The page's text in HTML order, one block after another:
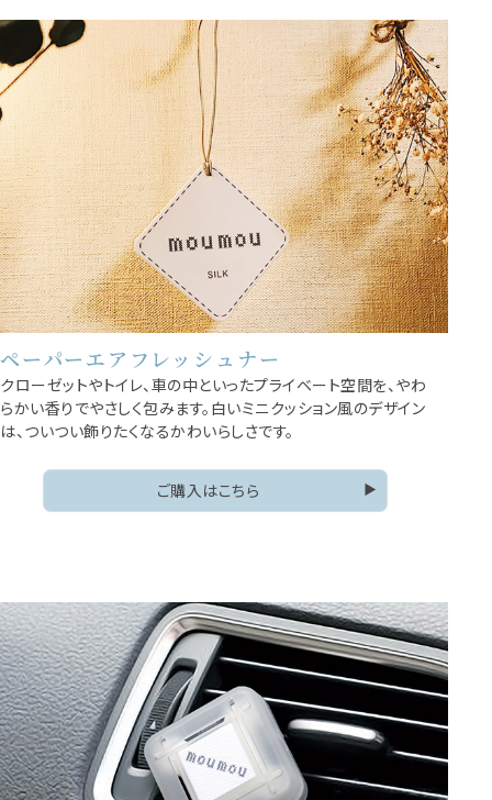
ペーパーエアフレッシュナー
クローゼットやトイレ、車の中といったプライベート空間を、やわ
らかい香りでやさしく包みます。白いミニクッション風のデザイン
は、ついつい飾りたくなるかわいらしさです。
ご購入はこちら